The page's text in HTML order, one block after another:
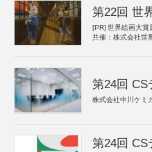
第22回 世
[PR] 世界絵画大賞
共催：株式会社世
第24回 CS
株式会社中川ケミ
第24回 CS